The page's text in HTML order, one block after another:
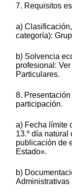
7. Requisitos
a)
categoría):
b) Solvencia
profesional:
Particulares.
8.
participación.
a) Fecha límite
13.º día
publicación de
Estado».
b)
Administrativas